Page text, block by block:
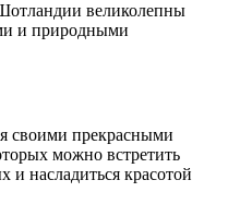
великолепны
и природными
своими прекрасными
можно встретить
насладиться красотой